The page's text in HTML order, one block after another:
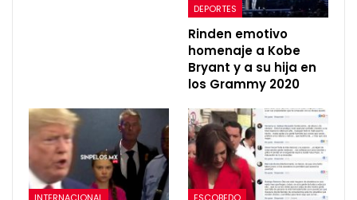
DEPORTES
Rinden emotivo
homenaje a Kobe
Bryant y a su hija en
los Grammy 2020